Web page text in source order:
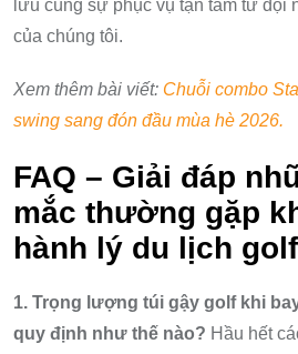
lưu cùng sự phục vụ tận tâm từ đội
của chúng tôi.
Xem thêm bài viết: Chuỗi combo
swing sang đón đầu mùa hè 2026.
FAQ – Giải đáp
mắc thường gặp
hành lý du lịch
1. Trọng lượng túi gậy golf khi
quy định như thế nào? Hầu hết